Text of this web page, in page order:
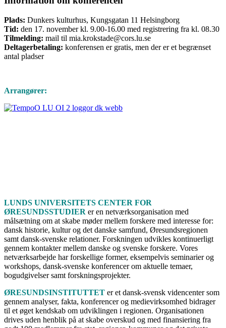
Plads: Dunkers kulturhus, Kungsgatan 11 Helsingborg
Tid: den 17. november kl. 9.00-16.00 med registrering fra kl. 08.30
Tilmelding: mail til mia.krokstade@cors.lu.se
Deltagerbetaling: konferensen er gratis, men der er et begrænset
antal pladser
Arrangører:
LUNDS UNIVERSITETS CENTER FOR
ØRESUNDSSTUDIER er en netværksorganisation med
målsætning om at skabe møder mellem forskere med interesse for:
dansk historie, kultur og det danske samfund, Øresundsregionen
samt dansk-svenske relationer. Forskningen udvikles kontinuerligt
gennem kontakter mellem danske og svenske forskere. Vores
netværksarbejde har forskellige former, eksempelvis seminarier og
workshops, dansk-svenske konferencer om aktuelle temaer,
bogudgivelser samt forskningsprojekter.
ØRESUNDSINSTITUTTET er et dansk-svensk videncenter som
gennem analyser, fakta, konferencer og medievirksomhed bidrager
til et øget kendskab om udviklingen i regionen. Organisationen
drives uden henblik på at skabe overskud og med finansiering fra